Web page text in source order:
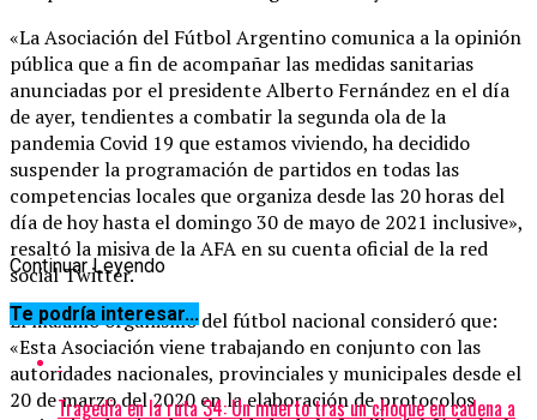
«La Asociación del Fútbol Argentino comunica a la opinión
pública que a fin de acompañar las medidas sanitarias
anunciadas por el presidente Alberto Fernández en el día
de ayer, tendientes a combatir la segunda ola de la
pandemia Covid 19 que estamos viviendo, ha decidido
suspender la programación de partidos en todas las
competencias locales que organiza desde las 20 horas del
día de hoy hasta el domingo 30 de mayo de 2021 inclusive»,
resaltó la misiva de la AFA en su cuenta oficial de la red
social Twitter.
El máximo organismo del fútbol nacional consideró que:
«Esta Asociación viene trabajando en conjunto con las
autoridades nacionales, provinciales y municipales desde el
20 de marzo del 2020 en la elaboración de protocolos
Continuar Leyendo
Te podría interesar...
Tragedia en la ruta 34: Un muerto tras un choque en cadena a